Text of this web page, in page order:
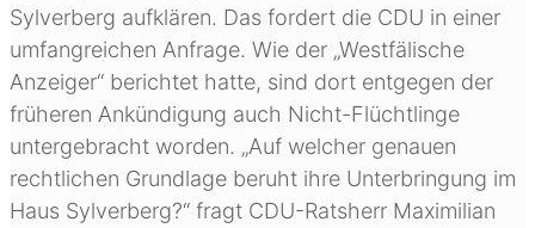
Sylverberg aufklären. Das fordert die CDU in einer
umfangreichen Anfrage. Wie der „Westfälische
Anzeiger“ berichtet hatte, sind dort entgegen der
früheren Ankündigung auch Nicht-Flüchtlinge
untergebracht worden. „Auf welcher genauen
rechtlichen Grundlage beruht ihre Unterbringung im
Haus Sylverberg?“ fragt CDU-Ratsherr Maximilian